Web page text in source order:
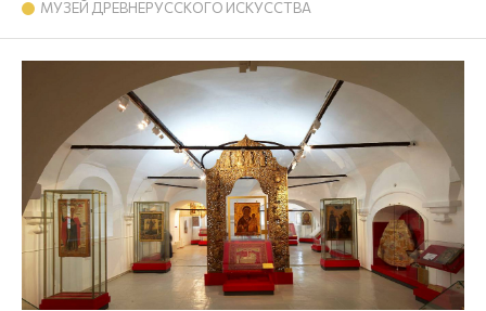
МУЗЕЙ ДРЕВНЕРУССКОГО ИСКУССТВА